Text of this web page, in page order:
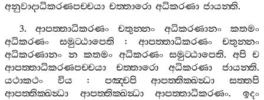
අනුවාදාධිකරණපච‍්චයා චත‍්තාරො අධිකරණා ජායන‍්ති.
3. ආපත‍්තාධිකරණං චතුන‍්නං අධිකරණානං
කතමං
අධිකරණං
සමුට‍්ඨාපෙති : ආපත‍්තාධිකරණං
චතුන‍්නං
අධිකරණානං න කතමං අධිකරණං සමුට‍්ඨාපෙති. අපි ච
ආපත‍්තාධිකරණපච‍්චයා
චත‍්තාරො අධිකරණා ජායන‍්ති.
යථාකථං
විය : පඤ‍්චපි ආපත‍්තික‍්ඛන්‍ධා
සත‍්තපි
ආපත‍්තික‍්ඛන්‍ධා
ආපත‍්තික‍්ඛන්‍ධා ආපත‍්තාධිකරණං.ඉදං